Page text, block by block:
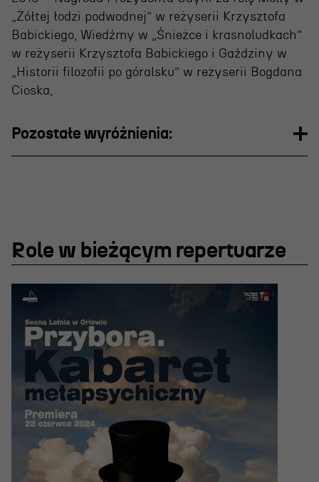
OSIECKA. ARCHIPELAGI
reż. Jacek Bała
„Żółtej łodzi podwodnej” w reżyserii Krzysztofa
Babickiego, Wiedźmy w „Śnieżce i krasnoludkach”
w reżyserii Krzysztofa Babickiego i Gaździny w
„Historii filozofii po góralsku” w reżyserii Bogdana
Cioska,
Pozostałe wyróżnienia:
Role w bieżącym repertuarze